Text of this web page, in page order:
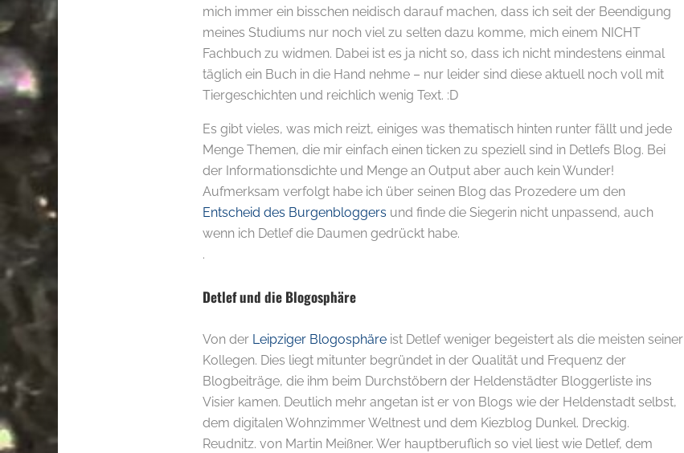
mich immer ein bisschen neidisch darauf machen, dass ich seit der Beendigung
meines Studiums nur noch viel zu selten dazu komme, mich einem NICHT
Fachbuch zu widmen. Dabei ist es ja nicht so, dass ich nicht mindestens einmal
täglich ein Buch in die Hand nehme – nur leider sind diese aktuell noch voll mit
Tiergeschichten und reichlich wenig Text. :D
Es gibt vieles, was mich reizt, einiges was thematisch hinten runter fällt und jede
Menge Themen, die mir einfach einen ticken zu speziell sind in Detlefs Blog. Bei
der Informationsdichte und Menge an Output aber auch kein Wunder!
Aufmerksam verfolgt habe ich über seinen Blog das Prozedere um den
Entscheid des Burgenbloggers und finde die Siegerin nicht unpassend, auch
wenn ich Detlef die Daumen gedrückt habe.
.
Detlef und die Blogosphäre
Von der Leipziger Blogosphäre ist Detlef weniger begeistert als die meisten seiner
Kollegen. Dies liegt mitunter begründet in der Qualität und Frequenz der
Blogbeiträge, die ihm beim Durchstöbern der Heldenstädter Bloggerliste ins
Visier kamen. Deutlich mehr angetan ist er von Blogs wie der Heldenstadt selbst,
dem digitalen Wohnzimmer Weltnest und dem Kiezblog Dunkel. Dreckig.
Reudnitz. von Martin Meißner. Wer hauptberuflich so viel liest wie Detlef, dem